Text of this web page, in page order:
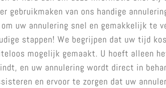
gebruikmaken van ons handige
uw annulering snel en gemakkelijk te
stappen! We begrijpen dat uw tijd
mogelijk gemaakt. U hoeft alleen
en uw annulering wordt direct in
en ervoor te zorgen dat uw